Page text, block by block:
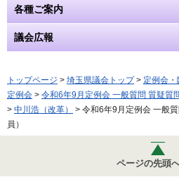
各種ご案内
議会広報
トップページ > 埼玉県議会トップ> 定例会
定例会 > 令和6年9月定例会 一般質問 質疑質
> 中川浩（改革）
> 令和6年9月定例会 一般
員）
ページの先頭